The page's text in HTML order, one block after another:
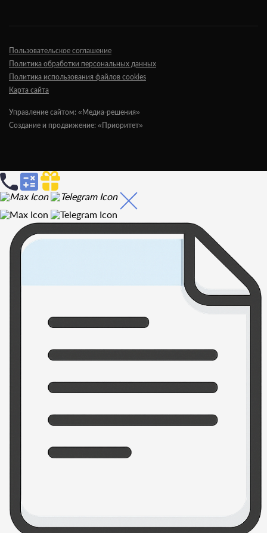
Пользовательское соглашение
Политика обработки персональных данных
Политика использования файлов cookies
Карта сайта
Управление сайтом: «Медиа-решения»
Создание и продвижение: «Приоритет»